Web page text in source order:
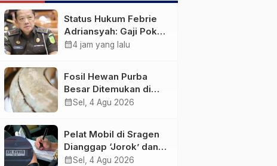
Status Hukum Febrie
Adriansyah: Gaji Pokok
50 Persen Tetap
calendar_month4 jam yang lalu
Fosil Hewan Purba
Besar Ditemukan di
Sungai Piji Kudus
calendar_monthSel, 4 Agu 2026
Pelat Mobil di Sragen
Dianggap ‘Jorok’ dan
Tak Sesuai Standar,
calendar_monthSel, 4 Agu 2026